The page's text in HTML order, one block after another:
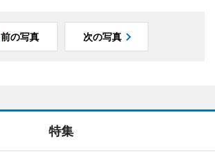
前の写真 次の写真
特集